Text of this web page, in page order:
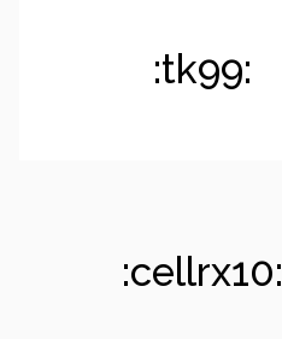
:tk99:
:cellrx10: